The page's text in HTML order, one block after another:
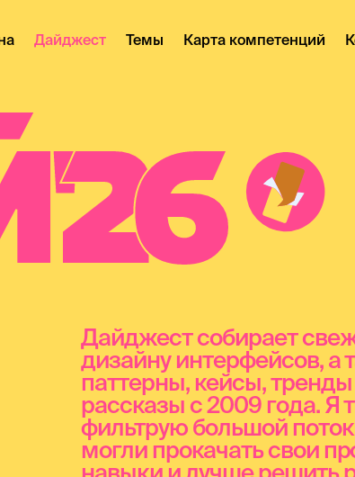
Дайджест Темы Карта компетенций
'26
Дайджест собирает
дизайну интерфейсов, а
паттерны, кейсы,
рассказы с 2009 года. Я
фильтрую большой
могли прокачать свои